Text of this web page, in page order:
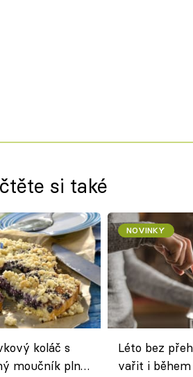
si také
koláč s
moučník plný
NOVINKY
Léto bez
vařit i